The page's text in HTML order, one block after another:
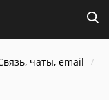
чаты, email